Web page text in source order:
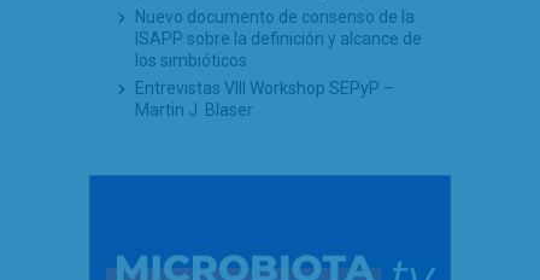
Nuevo documento de consenso de la
ISAPP sobre la definición y alcance de
los simbióticos
Entrevistas VIII Workshop SEPyP –
Martin J. Blaser